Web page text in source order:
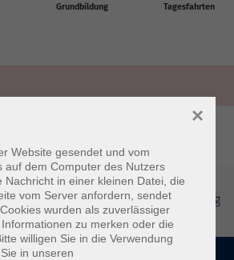
Grundbildung
Tagesfahrten
Datenschutzerklärung
Website gesendet und vom
auf dem Computer des Nutzers
in einer kleinen Datei, die
vom Server anfordern, sendet
wurden als zuverlässiger
zu merken oder die
willigen Sie in die Verwendung
in unseren
×